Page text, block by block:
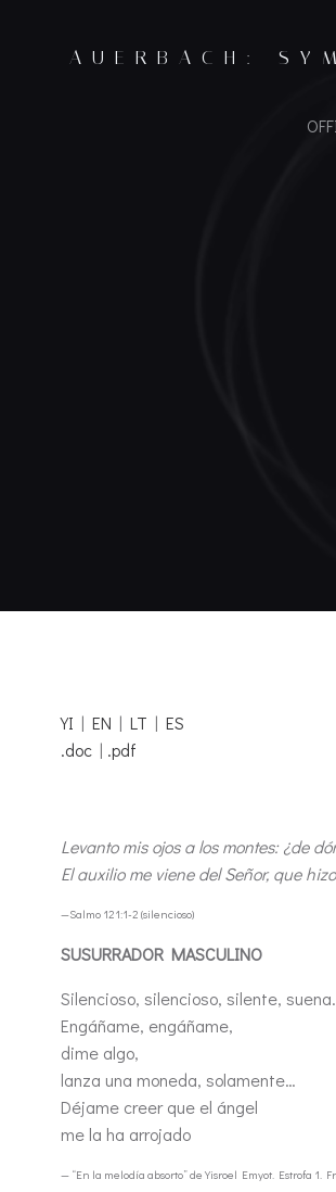
AUERBACH:
YI | EN | LT | ES
.doc | .pdf
Levanto mis ojos a los montes: ¿de
El auxilio me viene del Señor, que
—Salmo 121:1-2 (silencioso)
SUSURRADOR MASCULINO
Silencioso, silencioso, silente, suena.
Engáñame, engáñame,
dime algo,
lanza una moneda, solamente…
Déjame creer que el ángel
me la ha arrojado
— “En la melodía absorto” de Yisroel Emyot. Estrofa 1.